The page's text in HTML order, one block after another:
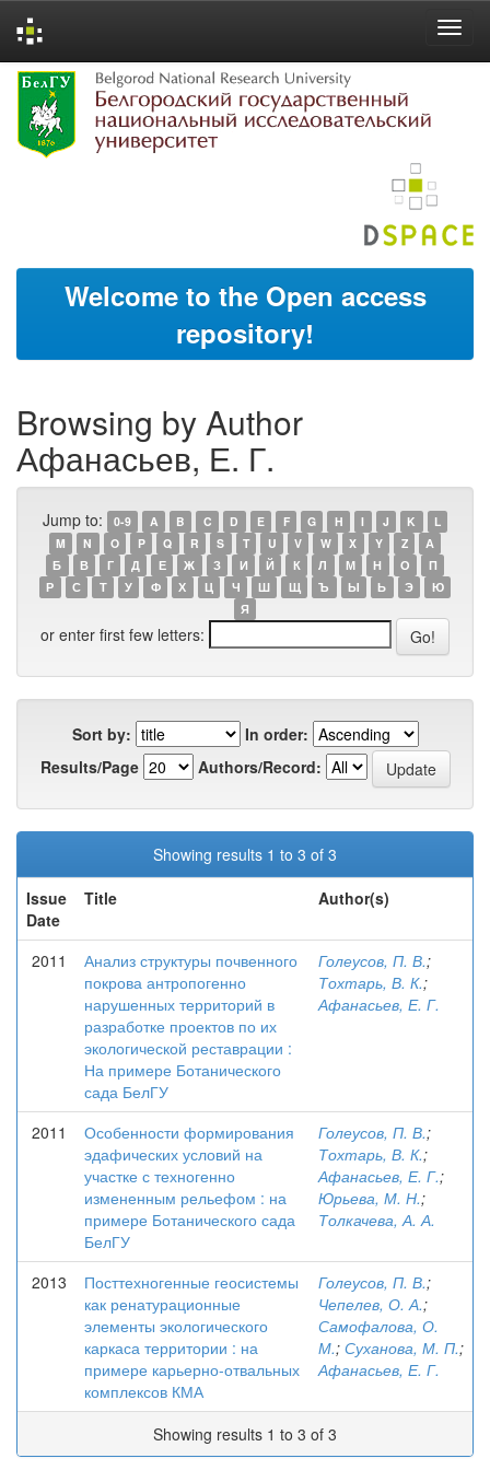
Skip
navigation
Welcome to the Open access
repository!
Browsing by Author
Афанасьев, Е. Г.
Jump to: 0-9 A B C D E F G H I J K
L
M
N O P Q R S T U V W X Y Z
А
Б
В Г Д Е Ж З И Й К Л М Н О
П
Р
С Т У Ф Х Ц Ч Ш Щ Ъ Ы Ь Э
Ю
Я
or enter first few letters:
Sort by:
In order:
Results/Page
Authors/Record:
Showing results 1 to 3 of 3
Issue
Date
Title Author(s)
2011
Анализ структуры почвенного
покрова антропогенно
нарушенных территорий в
разработке проектов по их
экологической реставрации :
На примере Ботанического
сада БелГУ
Голеусов, П. В.;
Тохтарь, В. К.;
Афанасьев, Е. Г.
2011
Особенности формирования
эдафических условий на
участке с техногенно
измененным рельефом : на
примере Ботанического сада
БелГУ
Голеусов, П. В.;
Тохтарь, В. К.;
Афанасьев, Е. Г.;
Юрьева, М. Н.;
Толкачева, А. А.
2013
Посттехногенные геосистемы
как ренатурационные
элементы экологического
каркаса территории : на
примере карьерно-отвальных
комплексов КМА
Голеусов, П. В.;
Чепелев, О. А.;
Самофалова, О.
М.; Суханова, М. П.;
Афанасьев, Е. Г.
Showing results 1 to 3 of 3